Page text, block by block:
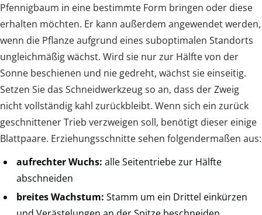
Pfennigbaum in eine bestimmte Form bringen oder diese
erhalten möchten. Er kann außerdem angewendet werden,
wenn die Pflanze aufgrund eines suboptimalen Standorts
ungleichmäßig wächst. Wird sie nur zur Hälfte von der
Sonne beschienen und nie gedreht, wächst sie einseitig.
Setzen Sie das Schneidwerkzeug so an, dass der Zweig
nicht vollständig kahl zurückbleibt. Wenn sich ein zurück
geschnittener Trieb verzweigen soll, benötigt dieser einige
Blattpaare. Erziehungsschnitte sehen folgendermaßen aus:
aufrechter Wuchs: alle Seitentriebe zur Hälfte
abschneiden
breites Wachstum: Stamm um ein Drittel einkürzen